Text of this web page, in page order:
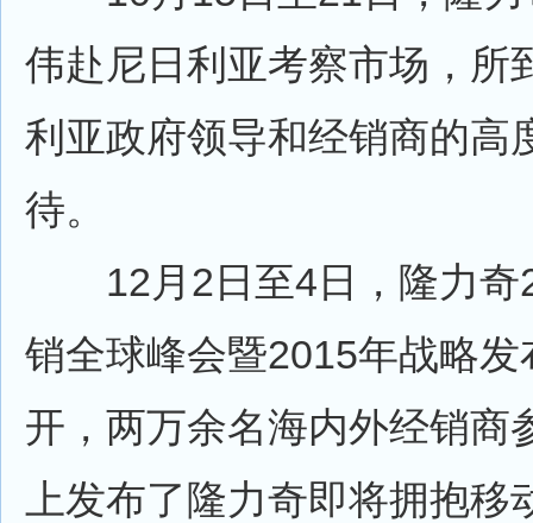
伟赴尼日利亚考察市场，所
利亚政府领导和经销商的高
待。
12月2日至4日，隆力奇
销全球峰会暨2015年战略发
开，两万余名海内外经销商
上发布了隆力奇即将拥抱移